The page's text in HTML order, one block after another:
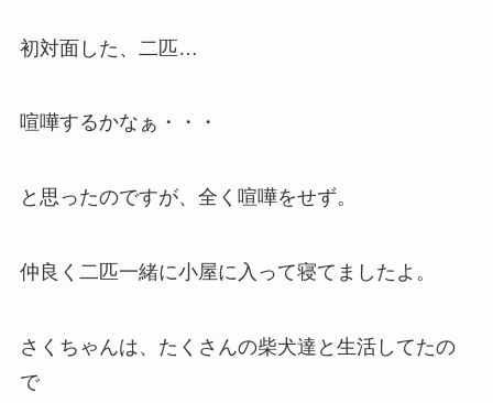
初対面した、二匹…
喧嘩するかなぁ・・・
と思ったのですが、全く喧嘩をせず。
仲良く二匹一緒に小屋に入って寝てましたよ。
さくちゃんは、たくさんの柴犬達と生活してたの
で